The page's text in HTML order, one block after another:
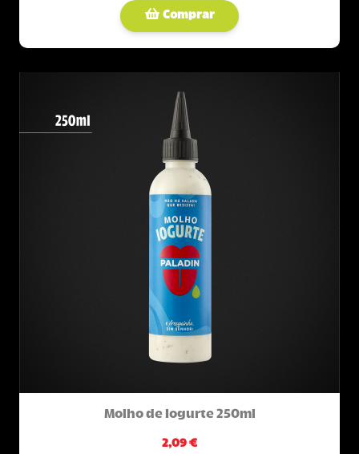
Comprar
Molho de Iogurte 250ml
2,09 €